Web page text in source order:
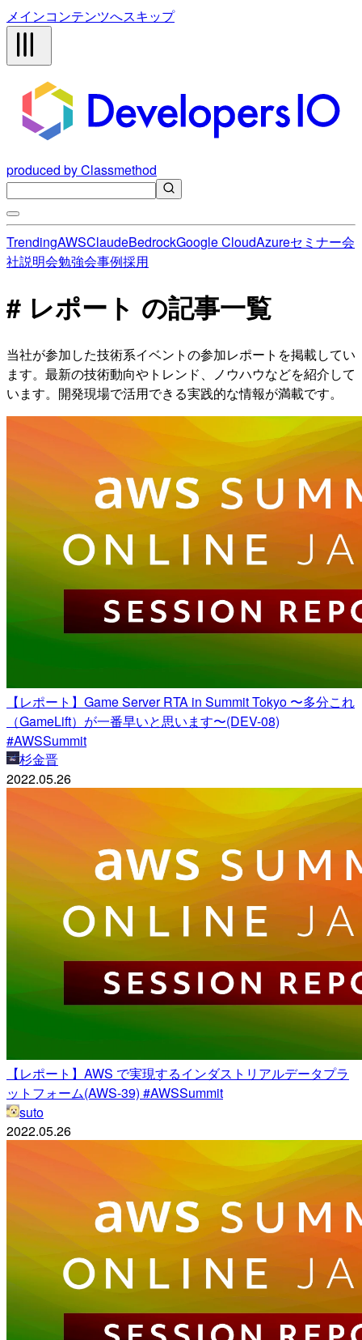
メインコンテンツへスキップ
produced by Classmethod
TrendingAWSClaudeBedrockGoogle CloudAzureセミナー会
社説明会勉強会事例採用
# レポート の記事一覧
当社が参加した技術系イベントの参加レポートを掲載してい
ます。最新の技術動向やトレンド、ノウハウなどを紹介して
います。開発現場で活用できる実践的な情報が満載です。
【レポート】Game Server RTA in Summit Tokyo 〜多分これ
（GameLift）が一番早いと思います〜(DEV-08)
#AWSSummit
杉金晋
2022.05.26
【レポート】AWS で実現するインダストリアルデータプラ
ットフォーム(AWS-39) #AWSSummit
suto
2022.05.26